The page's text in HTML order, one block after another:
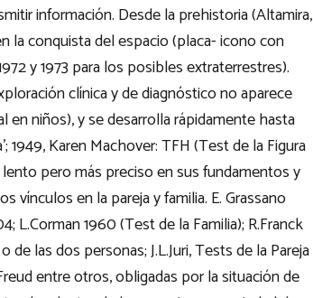
información. Desde la prehistoria (Altamira,
la conquista del espacio (placa- icono con
y 1973 para los posibles extraterrestres).
clínica y de diagnóstico no aparece
niños), y se desarrolla rápidamente hasta
1949, Karen Machover: TFH (Test de la Figura
pero más preciso en sus fundamentos y
vínculos en la pareja y familia. E. Grassano
L.Corman 1960 (Test de la Familia); R.Franck
de las dos personas; J.L.Juri, Tests de la Pareja
entre otros, obligadas por la situación de